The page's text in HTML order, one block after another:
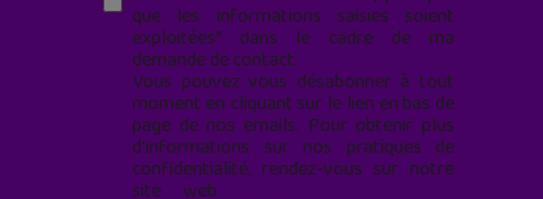
que les informations saisies soient
exploitées* dans le cadre de ma
demande de contact.
Vous pouvez vous désabonner à tout
moment en cliquant sur le lien en bas de
page de nos emails. Pour obtenir plus
d'informations sur nos pratiques de
confidentialité, rendez-vous sur notre
site web